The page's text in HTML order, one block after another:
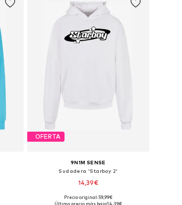
OFERTA
9N1M SENSE
Sudadera 'Starboy 2'
14,39€
Tallas disponibles: XL
Precio original: 59,99€
Último precio más bajo:14,39€